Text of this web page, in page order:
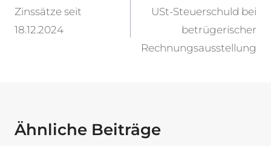
Zinssätze seit
18.12.2024
USt-Steuerschuld bei
betrügerischer
Rechnungsausstellung
Ähnliche Beiträge